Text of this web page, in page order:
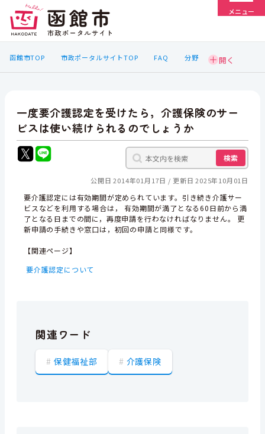
メニュー
函館市TOP 市政ポータルサイトTOP FAQ 分野
一度要介護認定を受けたら，介護保険のサー
ビスは使い続けられるのでしょうか
検索
公開日 2014年01月17日 更新日 2025年10月01日
要介護認定には有効期間が定められています。引き続き介護サー
ビスなどを利用する場合は， 有効期間が満了となる60日前から満
了となる日までの間に，再度申請を行わなければなりません。 更
新申請の手続きや窓口は，初回の申請と同様です。
【関連ページ】
要介護認定について
関連ワード
保健福祉部 介護保険